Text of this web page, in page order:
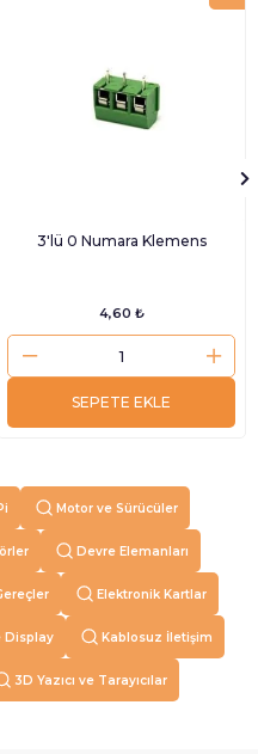
3'lü 0 Numara Klemens
4,60 ₺
SEPETE EKLE
Motor ve Sürücüler
Devre Elemanları
Elektronik Kartlar
Display Kablosuz İletişim
3D Yazıcı ve Tarayıcılar